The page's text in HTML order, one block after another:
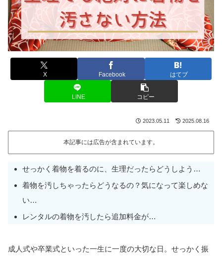
X Facebook はてブ
LINE コピー
2023.05.11 2025.08.16
本記事には広告が含まれています。
せっかく着物を着るのに、生理だったらどうしよう…
着物を汚しちゃったらどうなるの？気になって楽しめな
い…
レンタルの着物を汚したら追加料金が…
成人式や卒業式といった一生に一度の大切な日。せっかく振